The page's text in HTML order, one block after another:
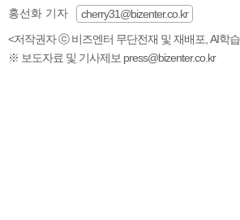
홍선화 기자
cherry31@bizenter.co.kr
<저작권자 ⓒ 비즈엔터 무단전재 및 재배포, AI학
※ 보도자료 및 기사제보 press@bizenter.co.kr